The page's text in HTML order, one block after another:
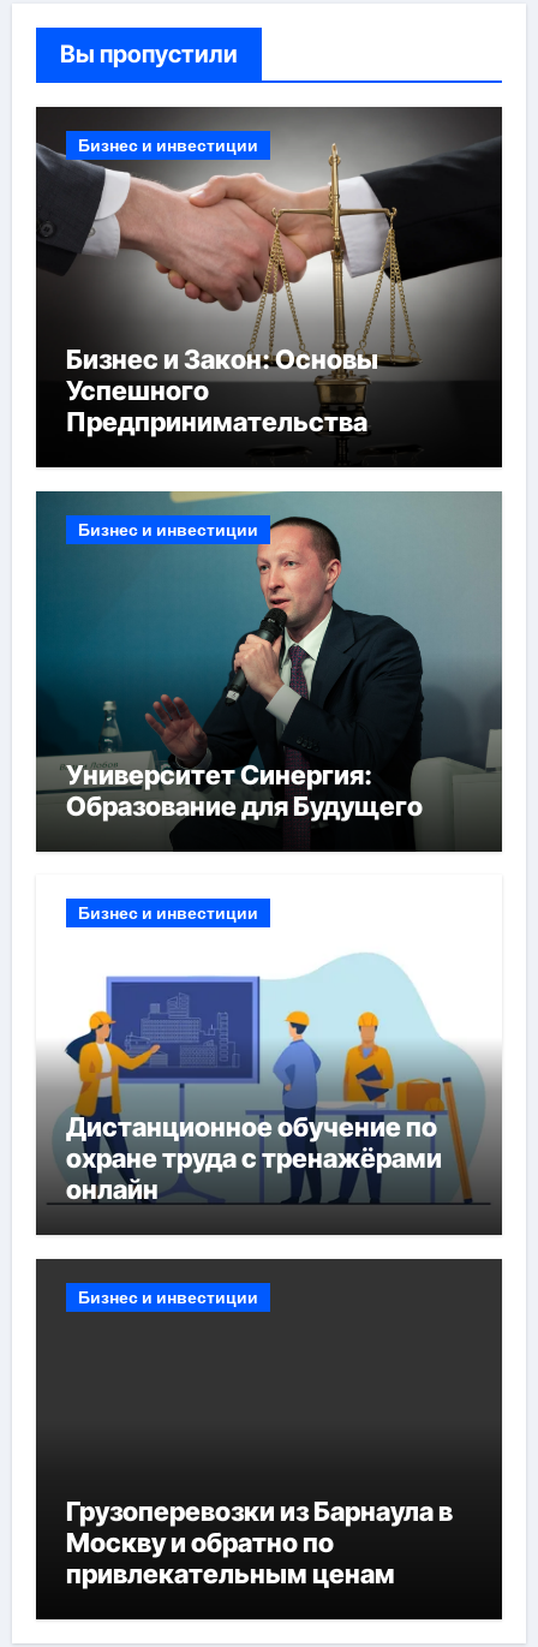
Вы пропустили
Бизнес и инвестиции
Бизнес и Закон: Основы
Успешного
Предпринимательства
Бизнес и инвестиции
Университет Синергия:
Образование для Будущего
Бизнес и инвестиции
Дистанционное обучение по
охране труда с тренажёрами
онлайн
Бизнес и инвестиции
Грузоперевозки из Барнаула в
Москву и обратно по
привлекательным ценам